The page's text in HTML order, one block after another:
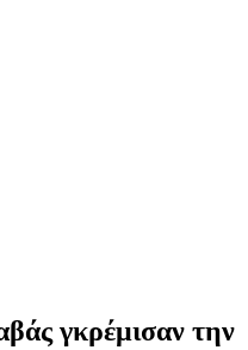
γκρέμισαν την